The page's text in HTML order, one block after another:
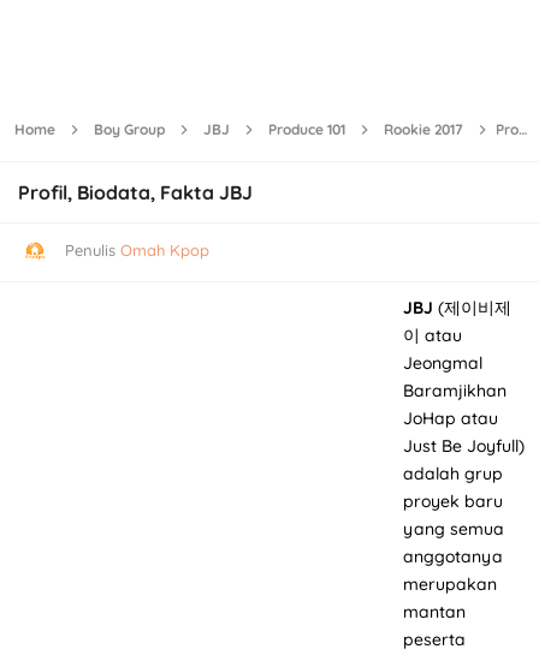
Home Boy Group JBJ Produce 101 Rookie 2017 Profil, Biodata, Fakta JBJ
Profil, Biodata, Fakta JBJ
Penulis Omah Kpop
JBJ (제이비제
이 atau
Jeongmal
Baramjikhan
JoHap atau
Just Be Joyfull)
adalah grup
proyek baru
yang semua
anggotanya
merupakan
mantan
peserta